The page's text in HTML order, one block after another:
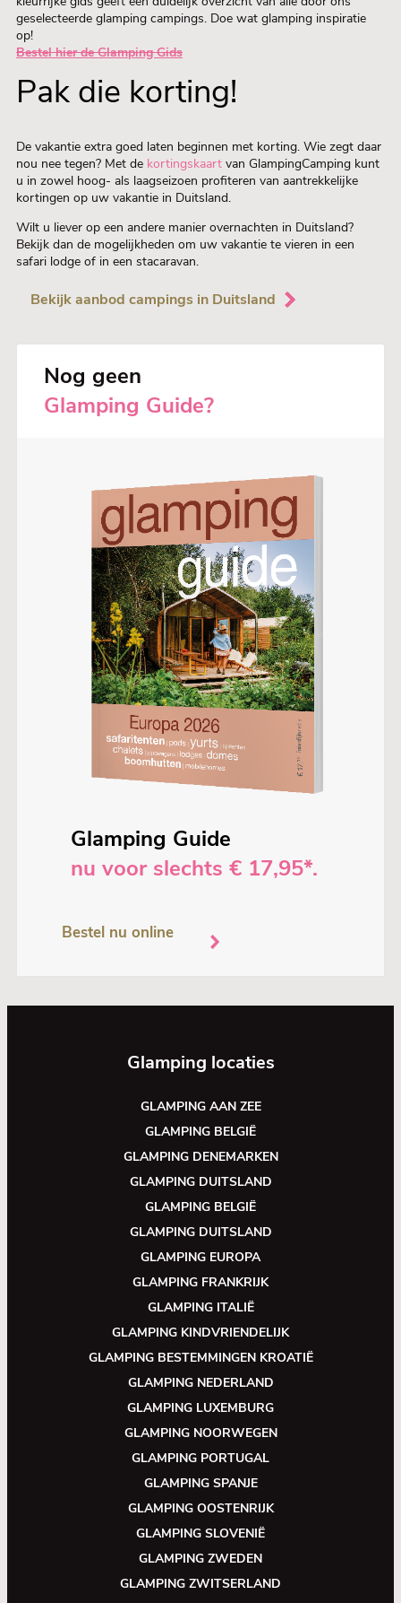
geselecteerde glamping campings. Doe wat glamping inspiratie
op!
Bestel hier de Glamping Gids
Pak die korting!
De vakantie extra goed laten beginnen met korting. Wie zegt daar
nou nee tegen? Met de kortingskaart van GlampingCamping kunt
u in zowel hoog- als laagseizoen profiteren van aantrekkelijke
kortingen op uw vakantie in Duitsland.
Wilt u liever op een andere manier overnachten in Duitsland?
Bekijk dan de mogelijkheden om uw vakantie te vieren in een
safari lodge of in een stacaravan.
Bekijk aanbod campings in Duitsland
Nog geen
Glamping Guide?
Glamping Guide
nu voor slechts € 17,95*.
Bestel nu online
Glamping locaties
GLAMPING AAN ZEE
GLAMPING BELGIË
GLAMPING DENEMARKEN
GLAMPING DUITSLAND
GLAMPING BELGIË
GLAMPING DUITSLAND
GLAMPING EUROPA
GLAMPING FRANKRIJK
GLAMPING ITALIË
GLAMPING KINDVRIENDELIJK
GLAMPING BESTEMMINGEN KROATIË
GLAMPING NEDERLAND
GLAMPING LUXEMBURG
GLAMPING NOORWEGEN
GLAMPING PORTUGAL
GLAMPING SPANJE
GLAMPING OOSTENRIJK
GLAMPING SLOVENIË
GLAMPING ZWEDEN
GLAMPING ZWITSERLAND